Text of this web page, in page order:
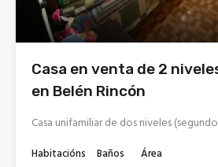
Casa en venta de 2
en Belén Rincón
Casa unifamiliar de dos niveles
Habitacións
Baños
Área